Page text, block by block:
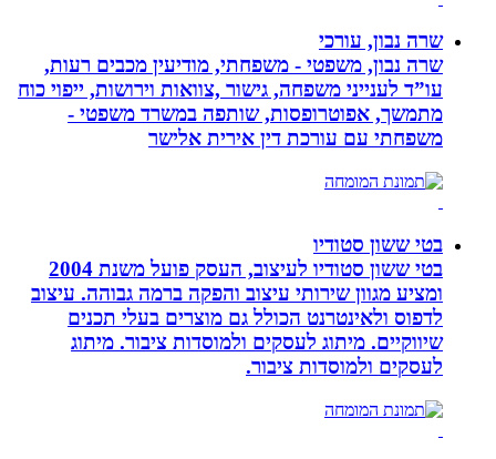
שרה נבון, עורכי
שרה נבון, משפטי - משפחתי, מודיעין מכבים רעות,
עו”ד לענייני משפחה, גישור ,צוואות וירושות, ייפוי כוח
מתמשך, אפוטרופסות, שותפה במשרד משפטי -
משפחתי עם עורכת דין אירית אלישר
בטי ששון סטודיו
בטי ששון סטודיו לעיצוב, העסק פועל משנת 2004
ומציע מגוון שירותי עיצוב והפקה ברמה גבוהה. עיצוב
לדפוס ולאינטרנט הכולל גם מוצרים בעלי תכנים
שיווקיים. מיתוג לעסקים ולמוסדות ציבור. מיתוג
לעסקים ולמוסדות ציבור.